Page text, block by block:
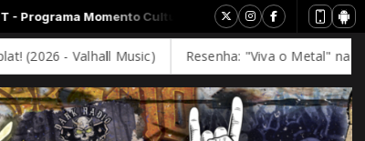
Cultural
Music) Resenha: "Viva o Metal" na noite fria de